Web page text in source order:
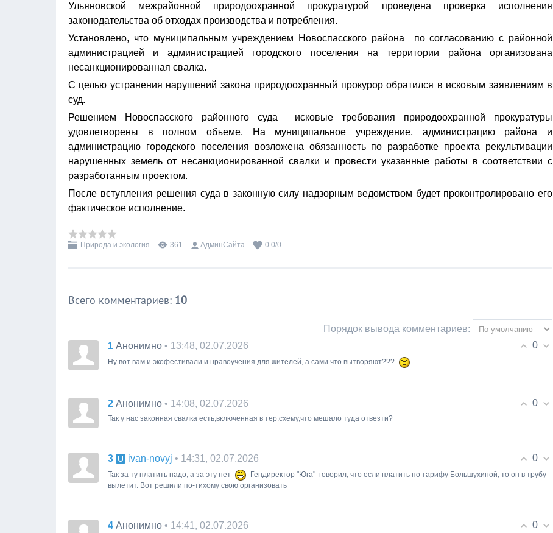
Ульяновской межрайонной природоохранной прокуратурой проведена проверка исполнения
законодательства об отходах производства и потребления.
Установлено, что муниципальным учреждением Новоспасского района по согласованию с районной
администрацией и администрацией городского поселения на территории района организована
несанкционированная свалка.
С целью устранения нарушений закона природоохранный прокурор обратился в исковым заявлениям в
суд.
Решением Новоспасского районного суда исковые требования природоохранной прокуратуры
удовлетворены в полном объеме. На муниципальное учреждение, администрацию района и
администрацию городского поселения возложена обязанность по разработке проекта рекультивации
нарушенных земель от несанкционированной свалки и провести указанные работы в соответствии с
разработанным проектом.
После вступления решения суда в законную силу надзорным ведомством будет проконтролировано его
фактическое исполнение.
Природа и экология 361 АдминСайта 0.0/0
Всего комментариев: 10
Порядок вывода комментариев:
0
1 Анонимно • 13:48, 02.07.2026
Ну вот вам и экофестивали и нравоучения для жителей, а сами что вытворяют???
0
2 Анонимно • 14:08, 02.07.2026
Так у нас законная свалка есть,включенная в тер.схему,что мешало туда отвезти?
0
3 ivan-novyj • 14:31, 02.07.2026
Так за ту платить надо, а за эту нет
Гендиректор "Юга" говорил, что если платить по тарифу Большухиной, то он в трубу
вылетит. Вот решили по-тихому свою организовать
0
4 Анонимно • 14:41, 02.07.2026